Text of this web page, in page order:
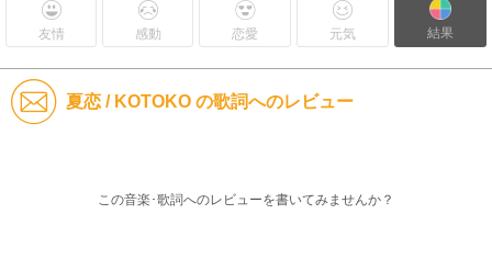
友情 感動 恋愛 元気 結果
夏恋 / KOTOKO の歌詞へのレビュー
この音楽･歌詞へのレビューを書いてみませんか？